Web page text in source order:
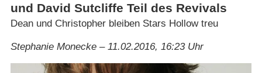
und David Sutcliffe Teil des Revivals
Dean und Christopher bleiben Stars Hollow treu
Stephanie Monecke – 11.02.2016, 16:23 Uhr